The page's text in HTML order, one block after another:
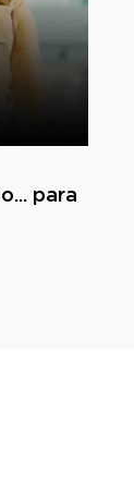
para